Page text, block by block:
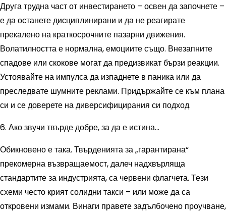
Друга трудна част от инвестирането – освен да започнете –
е да останете дисциплинирани и да не реагирате
прекалено на краткосрочните пазарни движения.
Волатилността е нормална, емоциите също. Внезапните
спадове или скокове могат да предизвикат бързи реакции.
Устоявайте на импулса да изпаднете в паника или да
преследвате шумните реклами. Придържайте се към плана
си и се доверете на диверсифицирания си подход.
6. Ако звучи твърде добре, за да е истина…
Обикновено е така. Твърденията за „гарантирана“
прекомерна възвращаемост, далеч надхвърляща
стандартите за индустрията, са червени флагчета. Тези
схеми често крият солидни такси – или може да са
откровени измами. Винаги правете задълбочено проучване,